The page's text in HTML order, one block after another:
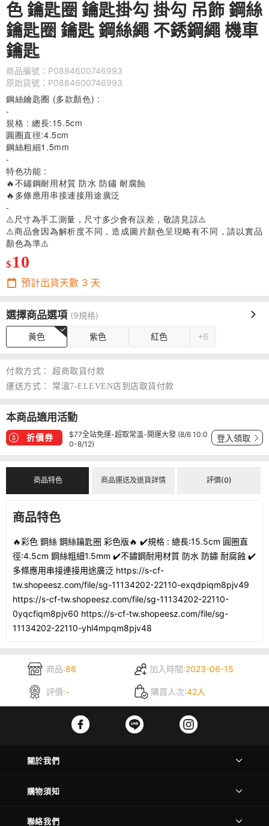
色 鑰匙圈 鑰匙掛勾 掛勾 吊飾 鋼絲
鑰匙圈 鑰匙 鋼絲繩 不銹鋼繩 機車
鑰匙
商品編號：P0884600746993
原始貨號：P0884600746993
鋼絲鑰匙圈 (多款顏色) :
-
規格 : 總長:15.5cm
圓圈直徑:4.5cm
鋼絲粗細1.5mm
-
特色功能 :
🔥不鏽鋼耐用材質 防水 防鏽 耐腐蝕
🔥 多條應用串接連接用途廣泛
-
⚠️尺寸為手工測量，尺寸多少會有誤差，敬請見諒⚠️
⚠️商品會因為解析度不同，造成圖片顏色呈現略有不同，請以實品
顏色為準⚠️
$ 10
預計出貨天數 3 天
選擇商品選項 (9規格)
黃色 紫色 紅色 +6
付款方式：
超商取貨付款
運送方式：
常溫7-ELEVEN店到店取貨付款
本商品適用活動
折價券
$77全站免運-超取常溫-開運大發 (8/6 10:0
0-8/12)
登入領取
商品特色 商品運送及退貨詳情 評價(0)
商品特色
🔥彩色 鋼絲 鋼絲鑰匙圈 彩色版🔥 ✔️規格 : 總長:15.5cm 圓圈直
徑:4.5cm 鋼絲粗細1.5mm ✔️不鏽鋼耐用材質 防水 防鏽 耐腐蝕 ✔️
多條應用串接連接用途廣泛 https://s-cf-
tw.shopeesz.com/file/sg-11134202-22110-exqdpiqm8pjv49
https://s-cf-tw.shopeesz.com/file/sg-11134202-22110-
0yqcfiqm8pjv60 https://s-cf-tw.shopeesz.com/file/sg-
11134202-22110-yhl4mpqm8pjv48
商品:86 加入時間:2023-06-15
評價:- 購買人次:42人
關於我們
購物須知
聯絡我們